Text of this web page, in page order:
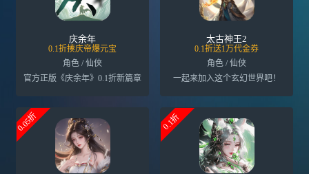
庆余年
0.1折揍庆帝爆元宝
角色 / 仙侠
官方正版《庆余年》0.1折新篇章
太古神王2
0.1折送1万代金券
角色 / 仙侠
一起来加入这个玄幻世界吧！
0.05折 0.1折